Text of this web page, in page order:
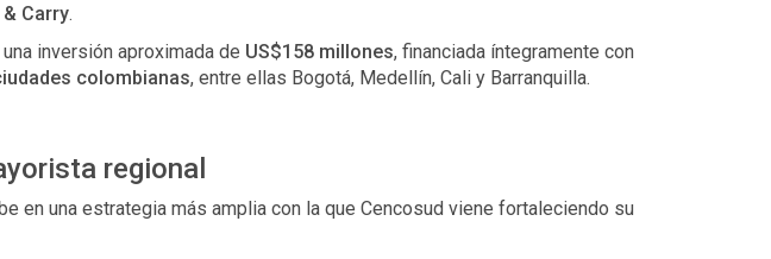
Carry.
inversión aproximada de US$158 millones, financiada íntegramente con
colombianas, entre ellas Bogotá, Medellín, Cali y Barranquilla.
regional
en una estrategia más amplia con la que Cencosud viene fortaleciendo su